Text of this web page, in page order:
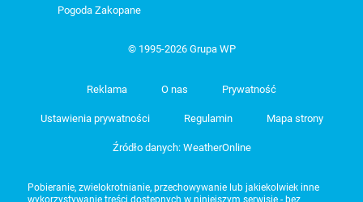
Pogoda Zakopane
© 1995-2026 Grupa WP
Reklama O nas Prywatność
Ustawienia prywatności Regulamin Mapa strony
Źródło danych: WeatherOnline
Pobieranie, zwielokrotnianie, przechowywanie lub jakiekolwiek inne
wykorzystywanie treści dostępnych w niniejszym serwisie - bez